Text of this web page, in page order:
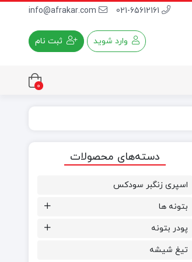
وارد شوید ثبت نام
چسب کاشی خمیری
0
دسته‌های محصولات
اسپری زنگبر سودکس
بتونه ها
پودر بتونه
تیغ شیشه